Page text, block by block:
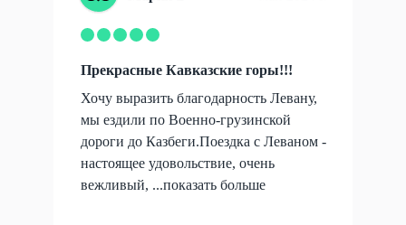
Прекрасные Кавказские горы!!!
Хочу выразить благодарность Левану,
мы ездили по Военно-грузинской
дороги до Казбеги.Поездка с Леваном -
настоящее удовольствие, очень
вежливый, ...показать больше